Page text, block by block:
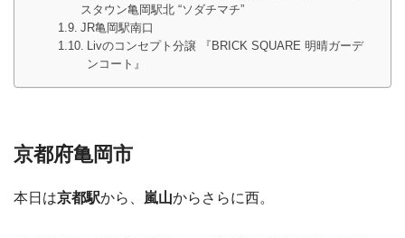
スタウン亀岡駅北 “ソダチマチ”
JR亀岡駅南口
Livのコンセプト分譲 『BRICK SQUARE 明晴ガーデ
ンコート』
京都府亀岡市
本日は京都駅から、 嵐山からさらに西。